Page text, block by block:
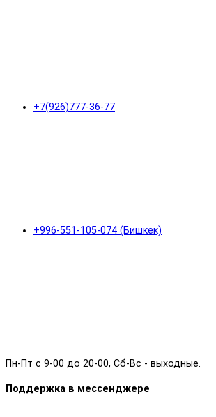
+7(926)777-36-77
+996-551-105-074 (Бишкек)
Пн-Пт с 9-00 до 20-00, Сб-Вс - выходные.
Поддержка в мессенджере